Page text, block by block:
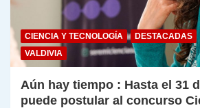
CIENCIA Y TECNOLOGÍA DESTACADAS
VALDIVIA
Aún hay tiempo : Hasta el 31
puede postular al concurso